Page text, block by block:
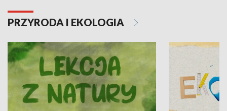
PRZYRODA I EKOLOGIA